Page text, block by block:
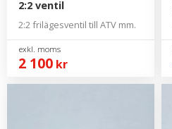
2:2 ventil
2:2 frilägesventil till ATV mm.
2 100 kr